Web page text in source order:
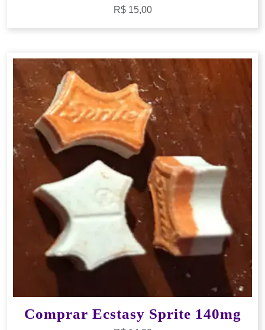
R$15,00
Comprar Ecstasy Sprite 140mg